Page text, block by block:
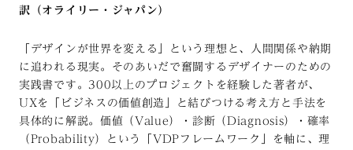
訳（オライリー・ジャパン）
「デザインが世界を変える」という理想と、人間関係や納期
に追われる現実。そのあいだで奮闘するデザイナーのための
実践書です。300以上のプロジェクトを経験した著者が、
UXを「ビジネスの価値創造」と結びつける考え方と手法を
具体的に解説。価値（Value）・診断（Diagnosis）・確率
（Probability）という「VDPフレームワーク」を軸に、理